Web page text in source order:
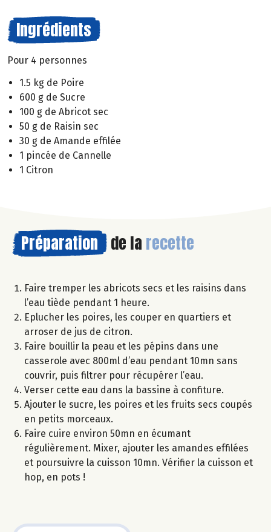
Ingrédients
Pour 4 personnes
1.5 kg de Poire
600 g de Sucre
100 g de Abricot sec
50 g de Raisin sec
30 g de Amande effilée
1 pincée de Cannelle
1 Citron
Préparation de la recette
Faire tremper les abricots secs et les raisins dans
l’eau tiède pendant 1 heure.
Eplucher les poires, les couper en quartiers et
arroser de jus de citron.
Faire bouillir la peau et les pépins dans une
casserole avec 800ml d’eau pendant 10mn sans
couvrir, puis filtrer pour récupérer l’eau.
Verser cette eau dans la bassine à confiture.
Ajouter le sucre, les poires et les fruits secs coupés
en petits morceaux.
Faire cuire environ 50mn en écumant
régulièrement. Mixer, ajouter les amandes effilées
et poursuivre la cuisson 10mn. Vérifier la cuisson et
hop, en pots !